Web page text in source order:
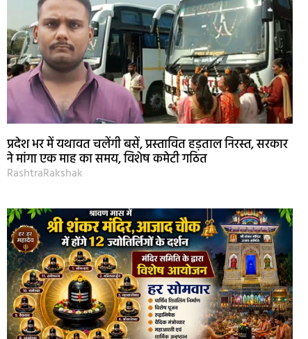
प्रदेश भर में यथावत चलेंगी बसें, प्रस्तावित हड़ताल निरस्त, सरकार
ने मांगा एक माह का समय, विशेष कमेटी गठित
RashtraRakshak